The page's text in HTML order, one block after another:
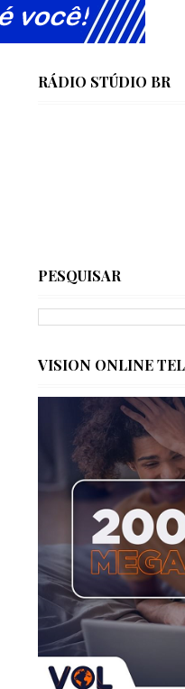
RÁDIO STÚDIO BR
PESQUISAR
VISION ONLINE